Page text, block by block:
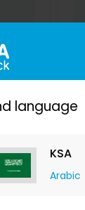
language
KSA
Arabic
لرياضة